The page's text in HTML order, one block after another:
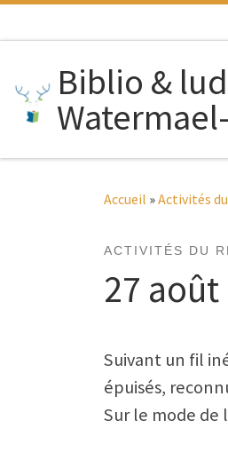
Biblio &
Accueil »Activités
ACTIVITÉS DU
27
Suivant un fil
épuisés,
Sur le mode de